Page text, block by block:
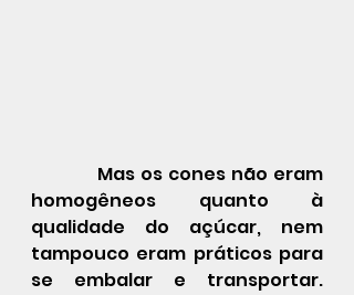
homogêneos quanto à
qualidade do açúcar, nem
tampouco eram práticos para
se embalar e transportar.